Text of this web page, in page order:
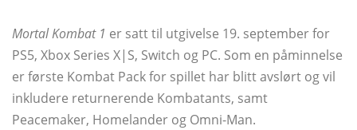
Mortal Kombat 1 er satt til utgivelse 19. september for
PS5, Xbox Series X|S, Switch og PC. Som en påminnelse
er første Kombat Pack for spillet har blitt avslørt og vil
inkludere returnerende Kombatants, samt
Peacemaker, Homelander og Omni-Man.